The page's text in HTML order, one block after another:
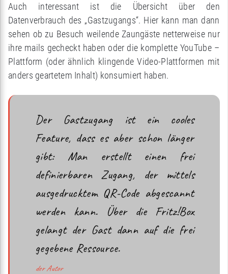
Auch interessant ist die Übersicht über den
Datenverbrauch des „Gastzugangs“. Hier kann man dann
sehen ob zu Besuch weilende Zaungäste netterweise nur
ihre mails gecheckt haben oder die komplette YouTube –
Plattform (oder ähnlich klingende Video-Plattformen mit
anders geartetem Inhalt) konsumiert haben.
Der Gastzugang ist ein cooles
Feature, dass es aber schon länger
gibt: Man erstellt einen frei
definierbaren Zugang, der mittels
ausgedrucktem QR-Code abgescannt
werden kann. Über die Fritz!Box
gelangt der Gast dann auf die frei
gegebene Ressource.
der Autor